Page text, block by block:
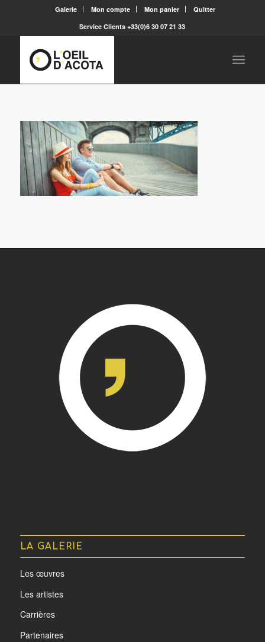
Galerie Mon compte Mon panier
Quitter
Service Clients +33(0)6 30 07 21 33
LA GALERIE
Les œuvres
Les artistes
Carrières
Partenaires